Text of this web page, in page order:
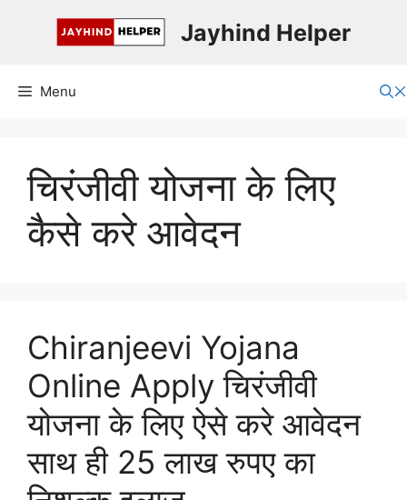
Jayhind Helper
Menu
चिरंजीवी योजना के लिए
कैसे करे आवेदन
Chiranjeevi Yojana
Online Apply चिरंजीवी
योजना के लिए ऐसे करे आवेदन
साथ ही 25 लाख रुपए का